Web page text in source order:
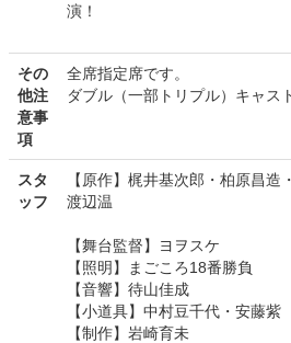
演！
その
他注
意事
項
全席指定席です。
ダブル（一部トリプル）キャス
スタ
ッフ
【原作】梶井基次郎・柏原昌造
渡辺温
【舞台監督】ヨヲスケ
【照明】まごころ18番勝負
【音響】待山佳成
【小道具】中村豆千代・安藤紫
【制作】岩崎育未